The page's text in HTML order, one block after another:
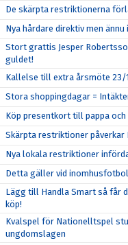
De skärpta restriktionerna
Nya hårdare direktiv men
Stort grattis Jesper
guldet!
Kallelse till extra årsmöte 23/
Stora shoppingdagar =
Köp presentkort till pappa och
Skärpta restriktioner påverkar
Nya lokala restriktioner
Detta gäller vid
Lägg till Handla Smart så får
köp!
Kvalspel för Nationelltspel
ungdomslagen